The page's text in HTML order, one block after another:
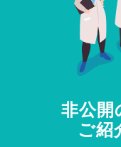
非公開
ご紹